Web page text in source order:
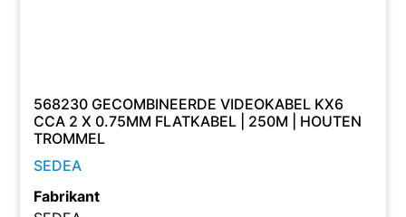
568230 GECOMBINEERDE VIDEOKABEL KX6
CCA 2 X 0.75MM FLATKABEL | 250M | HOUTEN
TROMMEL
SEDEA
Fabrikant